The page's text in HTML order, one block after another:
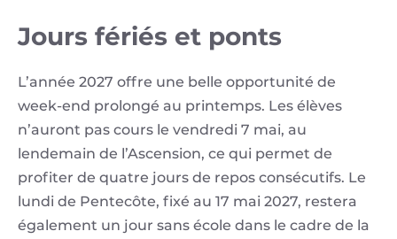
Jours fériés et ponts
L’année 2027 offre une belle opportunité de
week-end prolongé au printemps. Les élèves
n’auront pas cours le vendredi 7 mai, au
lendemain de l’Ascension, ce qui permet de
profiter de quatre jours de repos consécutifs. Le
lundi de Pentecôte, fixé au 17 mai 2027, restera
également un jour sans école dans le cadre de la